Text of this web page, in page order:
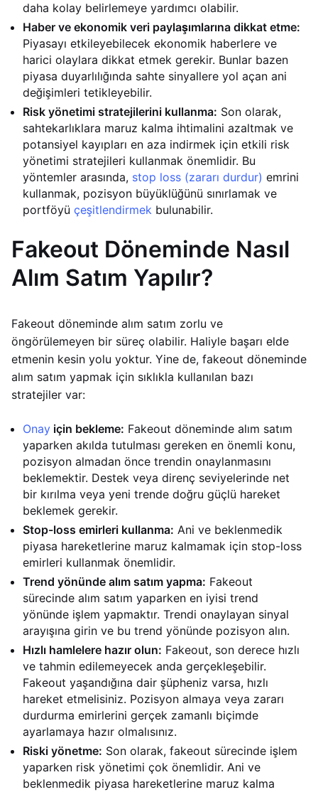
daha kolay belirlemeye yardımcı olabilir.
Haber ve ekonomik veri paylaşımlarına dikkat etme:
Piyasayı etkileyebilecek ekonomik haberlere ve
harici olaylara dikkat etmek gerekir. Bunlar bazen
piyasa duyarlılığında sahte sinyallere yol açan ani
değişimleri tetikleyebilir.
Risk yönetimi stratejilerini kullanma: Son olarak,
sahtekarlıklara maruz kalma ihtimalini azaltmak ve
potansiyel kayıpları en aza indirmek için etkili risk
yönetimi stratejileri kullanmak önemlidir. Bu
yöntemler arasında, stop loss (zararı durdur) emrini
kullanmak, pozisyon büyüklüğünü sınırlamak ve
portföyü çeşitlendirmek bulunabilir.
Fakeout Döneminde Nasıl
Alım Satım Yapılır?
Fakeout döneminde alım satım zorlu ve
öngörülemeyen bir süreç olabilir. Haliyle başarı elde
etmenin kesin yolu yoktur. Yine de, fakeout döneminde
alım satım yapmak için sıklıkla kullanılan bazı
stratejiler var:
Onay için bekleme: Fakeout döneminde alım satım
yaparken akılda tutulması gereken en önemli konu,
pozisyon almadan önce trendin onaylanmasını
beklemektir. Destek veya direnç seviyelerinde net
bir kırılma veya yeni trende doğru güçlü hareket
beklemek gerekir.
Stop-loss emirleri kullanma: Ani ve beklenmedik
piyasa hareketlerine maruz kalmamak için stop-loss
emirleri kullanmak önemlidir.
Trend yönünde alım satım yapma: Fakeout
sürecinde alım satım yaparken en iyisi trend
yönünde işlem yapmaktır. Trendi onaylayan sinyal
arayışına girin ve bu trend yönünde pozisyon alın.
Hızlı hamlelere hazır olun: Fakeout, son derece hızlı
ve tahmin edilemeyecek anda gerçekleşebilir.
Fakeout yaşandığına dair şüpheniz varsa, hızlı
hareket etmelisiniz. Pozisyon almaya veya zararı
durdurma emirlerini gerçek zamanlı biçimde
ayarlamaya hazır olmalısınız.
Riski yönetme: Son olarak, fakeout sürecinde işlem
yaparken risk yönetimi çok önemlidir. Ani ve
beklenmedik piyasa hareketlerine maruz kalma